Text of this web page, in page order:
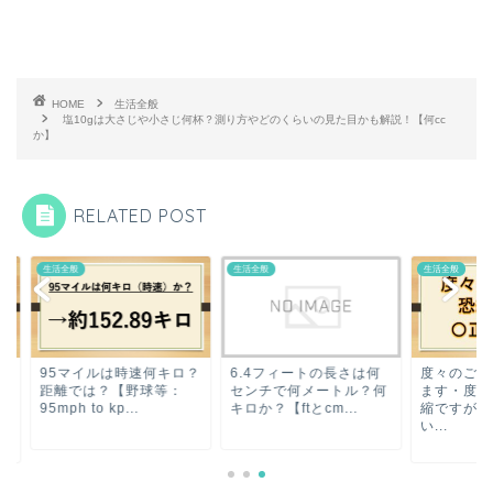
HOME
生活全般
塩10gは大さじや小さじ何杯？測り方やどのくらいの見た目かも解説！【何cc
か】
RELATED POST
イルは時速何キロ？
では？【野球等：
to kp...
生活全般
6.4フィートの長さは何
センチで何メートル？何
キロか？【ftとcm...
度々のご連絡失礼い
ます・度々のお願い
縮ですが・度々のお